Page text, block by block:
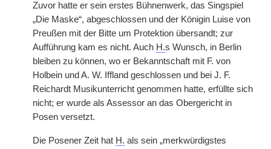
Zuvor hatte er sein erstes Bühnenwerk, das Singspiel
„Die Maske“, abgeschlossen und der Königin Luise von
Preußen mit der Bitte um Protektion übersandt; zur
Aufführung kam es nicht. Auch H.s Wunsch, in Berlin
bleiben zu können, wo er Bekanntschaft mit F. von
Holbein und A. W. Iffland geschlossen und bei J. F.
Reichardt Musikunterricht genommen hatte, erfüllte sich
nicht; er wurde als Assessor an das Obergericht in
Posen versetzt.
Die Posener Zeit hat H. als sein „merkwürdigstes